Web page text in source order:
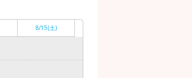
8/15(土)